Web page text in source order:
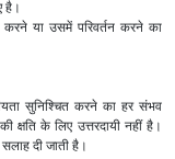
है।
करने या उसमें परिवर्तन करने का
सुनिश्चित करने का हर संभव
के लिए उत्तरदायी नहीं है।
दी जाती है।